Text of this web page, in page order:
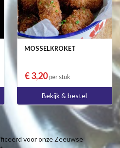
MOSSELKROKET
€ 3,20per stuk
Bekijk & bestel
voor onze Zeeuwse